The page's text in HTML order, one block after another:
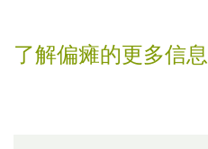
了解偏瘫的更多信息